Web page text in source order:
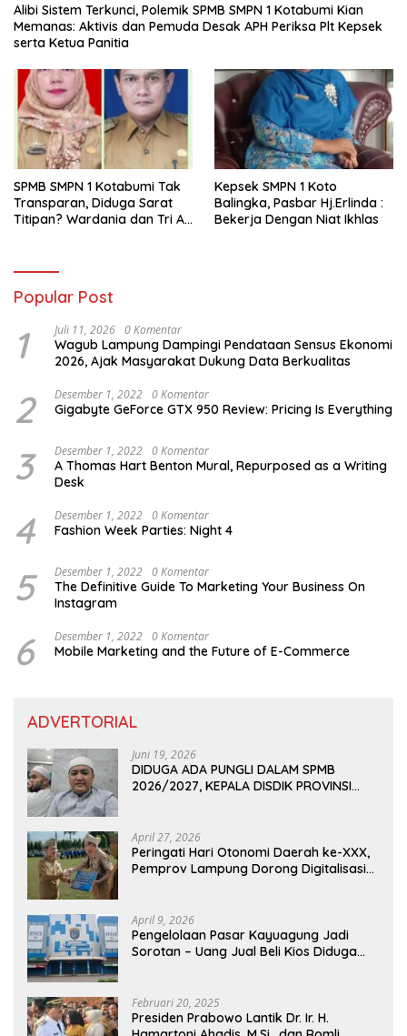
Alibi Sistem Terkunci, Polemik SPMB SMPN 1 Kotabumi Kian
Memanas: Aktivis dan Pemuda Desak APH Periksa Plt Kepsek
serta Ketua Panitia
SPMB SMPN 1 Kotabumi Tak
Transparan, Diduga Sarat
Titipan? Wardania dan Tri Aji
Kepsek SMPN 1 Koto
Balingka, Pasbar Hj.Erlinda :
Bekerja Dengan Niat Ikhlas
Popular Post
1 Juli 11, 2026 0 Komentar
Wagub Lampung Dampingi Pendataan Sensus Ekonomi
2026, Ajak Masyarakat Dukung Data Berkualitas
2 Desember 1, 2022 0 Komentar
Gigabyte GeForce GTX 950 Review: Pricing Is Everything
3 Desember 1, 2022 0 Komentar
A Thomas Hart Benton Mural, Repurposed as a Writing
Desk
4 Desember 1, 2022 0 Komentar
Fashion Week Parties: Night 4
5 Desember 1, 2022 0 Komentar
The Definitive Guide To Marketing Your Business On
Instagram
6 Desember 1, 2022 0 Komentar
Mobile Marketing and the Future of E-Commerce
ADVERTORIAL
Juni 19, 2026
DIDUGA ADA PUNGLI DALAM SPMB
2026/2027, KEPALA DISDIK PROVINSI
April 27, 2026
Peringati Hari Otonomi Daerah ke-XXX,
Pemprov Lampung Dorong Digitalisasi
April 9, 2026
Pengelolaan Pasar Kayuagung Jadi
Sorotan – Uang Jual Beli Kios Diduga
Februari 20, 2025
Presiden Prabowo Lantik Dr. Ir. H.